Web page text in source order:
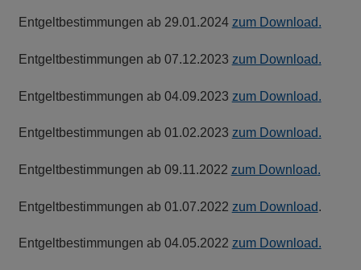
Entgeltbestimmungen ab 29.01.2024 zum Download.
Entgeltbestimmungen ab 07.12.2023 zum Download.
Entgeltbestimmungen ab 04.09.2023 zum Download.
Entgeltbestimmungen ab 01.02.2023 zum Download.
Entgeltbestimmungen ab 09.11.2022 zum Download.
Entgeltbestimmungen ab 01.07.2022 zum Download.
Entgeltbestimmungen ab 04.05.2022 zum Download.